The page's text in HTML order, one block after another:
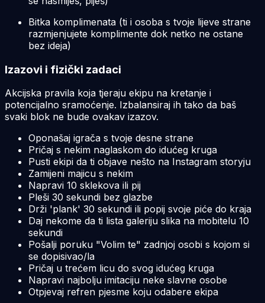
Bitka komplimenata (ti i osoba s tvoje lijeve strane
razmjenjujete komplimente dok netko ne ostane
bez ideja)
Izazovi i fizički zadaci
Akcijska pravila koja tjeraju ekipu na kretanje i
potencijalno sramoćenje. Izbalansiraj ih tako da baš
svaki blok ne bude ovakav izazov.
Oponašaj igrača s tvoje desne strane
Pričaj s nekim naglaskom do idućeg kruga
Pusti ekipi da ti objave nešto na Instagram storyju
Zamijeni majicu s nekim
Napravi 10 sklekova ili pij
Pleši 30 sekundi bez glazbe
Drži 'plank' 30 sekundi ili popij svoje piće do kraja
Daj nekome da ti lista galeriju slika na mobitelu 10
sekundi
Pošalji poruku "Volim te" zadnjoj osobi s kojom si
se dopisivao/la
Pričaj u trećem licu do svog idućeg kruga
Napravi najbolju imitaciju neke slavne osobe
Otpjevaj refren pjesme koju odabere ekipa